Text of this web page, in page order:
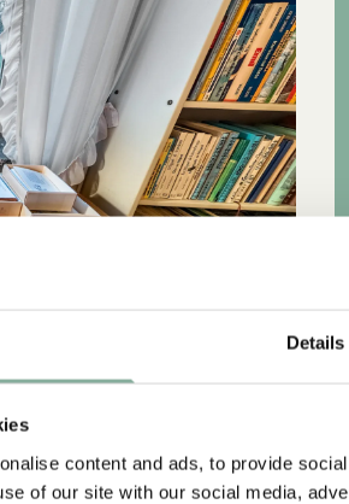
Details
content and ads, to provide
of our site with our social media,